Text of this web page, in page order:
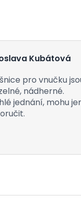
Kubátová
pro vnučku
nádherné.
jednání, mohu